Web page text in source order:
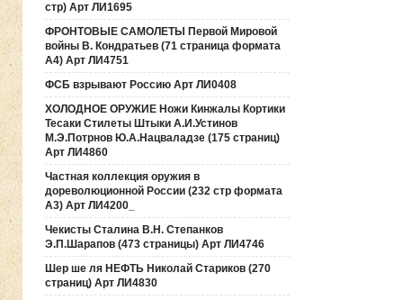
стр) Арт ЛИ1695
ФРОНТОВЫЕ САМОЛЕТЫ Первой Мировой
войны В. Кондратьев (71 страница формата
А4) Арт ЛИ4751
ФСБ взрывают Россию Арт ЛИ0408
ХОЛОДНОЕ ОРУЖИЕ Ножи Кинжалы Кортики
Тесаки Стилеты Штыки А.И.Устинов
М.Э.Потрнов Ю.А.Нацваладзе (175 страниц)
Арт ЛИ4860
Частная коллекция оружия в
дореволюционной России (232 стр формата
А3) Арт ЛИ4200_
Чекисты Сталина В.Н. Степанков
Э.П.Шарапов (473 страницы) Арт ЛИ4746
Шер ше ля НЕФТЬ Николай Стариков (270
страниц) Арт ЛИ4830